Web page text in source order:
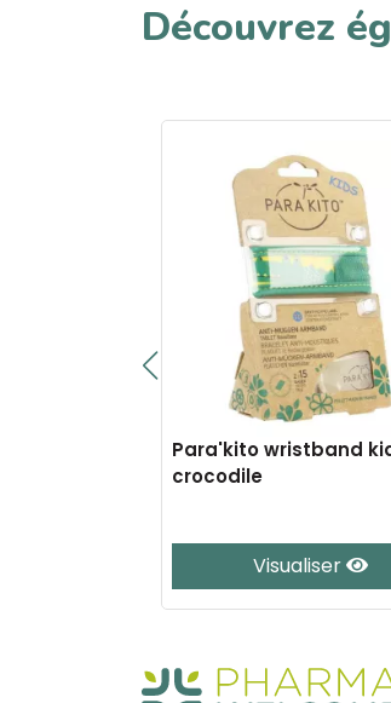
Découvrez
Para'kito wristband
crocodile
Visualiser